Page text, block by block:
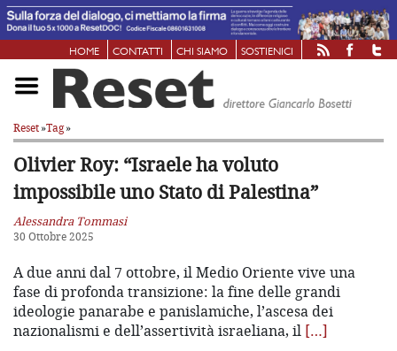
HOME CONTATTI CHI SIAMO SOSTIENICI
Reset»Tag»
Olivier Roy: “Israele ha voluto
impossibile uno Stato di Palestina”
Alessandra Tommasi
30 Ottobre 2025
A due anni dal 7 ottobre, il Medio Oriente vive una
fase di profonda transizione: la fine delle grandi
ideologie panarabe e panislamiche, l’ascesa dei
nazionalismi e dell’assertività israeliana, il […]